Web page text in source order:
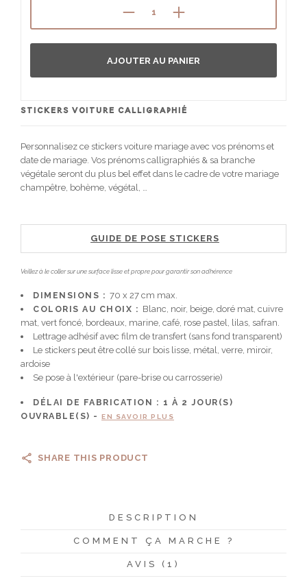
STICKERS VOITURE CALLIGRAPHIÉ
Personnalisez ce stickers voiture mariage avec vos prénoms et
date de mariage. Vos prénoms calligraphiés & sa branche
végétale seront du plus bel effet dans le cadre de votre mariage
champêtre, bohème, végétal, …
GUIDE DE POSE STICKERS
Veillez à le coller sur une surface lisse et propre pour garantir son adhérence
DIMENSIONS : 70 x 27 cm max.
COLORIS AU CHOIX : Blanc, noir, beige, doré mat, cuivre
mat, vert foncé, bordeaux, marine, café, rose pastel, lilas, safran.
Lettrage adhésif avec film de transfert (sans fond transparent)
Le stickers peut être collé sur bois lisse, métal, verre, miroir,
ardoise
Se pose à l'extérieur (pare-brise ou carrosserie)
DÉLAI DE FABRICATION : 1 À 2 JOUR(S)
OUVRABLE(S) -
EN SAVOIR PLUS
AJOUTER AU PANIER
SHARE THIS PRODUCT
DESCRIPTION
COMMENT ÇA MARCHE ?
AVIS (1)